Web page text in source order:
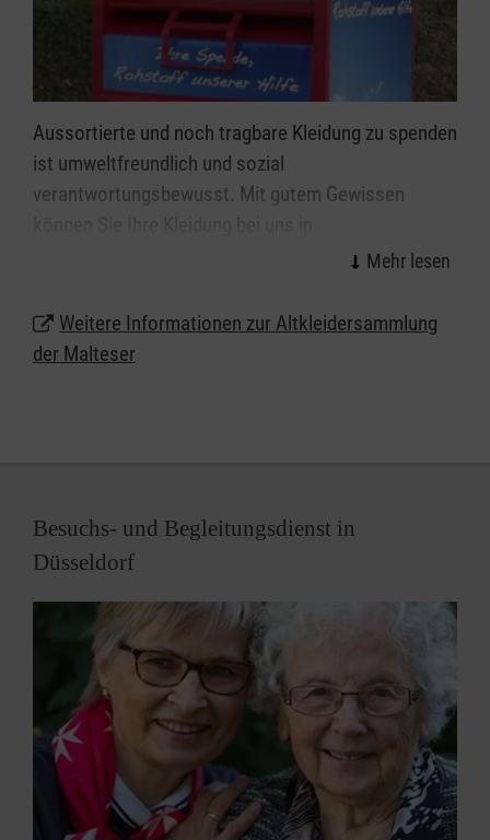
Aussortierte und noch tragbare Kleidung zu spenden
ist umweltfreundlich und sozial
verantwortungsbewusst. Mit gutem Gewissen
Düsseldorf abgeben. Wir garantieren eine faire und
Erlösen aus dem Verkauf Ihrer Altkleiderspenden
finanzieren wir unsere sozialen und humanitären
Burscheiderstraße 20, 40591 Düsseldorf
Gertrudisplatz 30, 40229 Düsseldorf
Jülicher Straße / Barbarastraße 1, 40477
Düsseldorf
Kaiserwertherstraße 209, 40474 Düsseldorf
Nordstraße 85, 40223 Düsseldorf
Weitere Informationen zur Altkleidersammlung
der Malteser
Besuchs- und Begleitungsdienst in
Düsseldorf